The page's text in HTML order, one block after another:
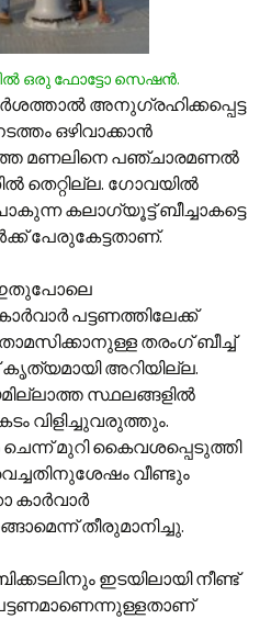
ഒരു ഫോട്ടോ സെഷന്‍.
അനുഗ്രഹിക്കപ്പെട്ട
ഒഴിവാക്കാന്‍
മണലിനെ പഞ്ചാരമണല്‍
തെറ്റില്ല. ഗോവയില്‍
കലാഗ്യൂട്ട് ബീച്ചാകട്ടെ
പേരുകേട്ടതാണ്.
ഇതുപോലെ
പട്ടണത്തിലേക്ക്
തരംഗ് ബീച്ച്
കൃത്യമായി അറിയില്ല.
സ്ഥലങ്ങളില്‍
വിളിച്ചുവരുത്തും.
മുറി കൈവശപ്പെടുത്തി
വീണ്ടും
കാര്‍വാര്‍
തീരുമാനിച്ചു.
ഇടയിലായി നീണ്ട്